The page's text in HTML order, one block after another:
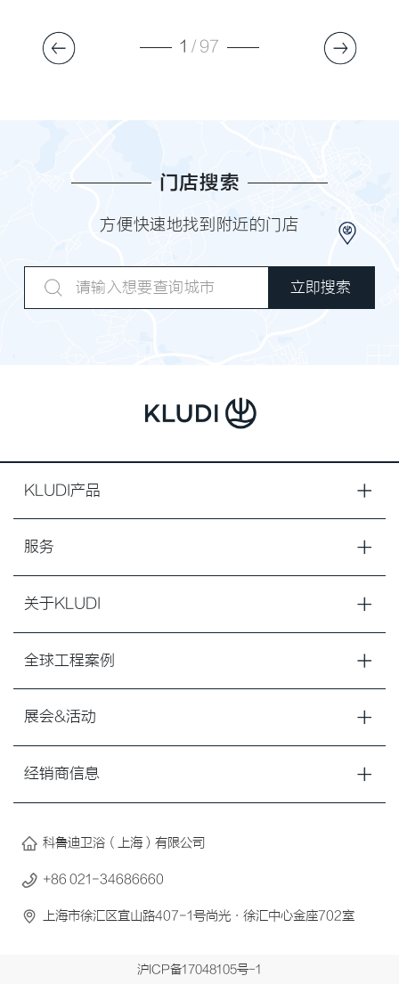
1 / 97
门店搜索
方便快速地找到附近的门店
KLUDI产品
服务
关于KLUDI
全球工程案例
展会&活动
经销商信息
科鲁迪卫浴（上海）有限公司
+86 021-34686660
上海市徐汇区宜山路407-1号尚光·徐汇中心金座702室
沪ICP备17048105号-1